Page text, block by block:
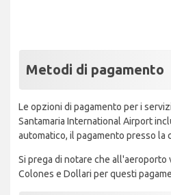
Metodi di pagamento
Le opzioni di pagamento per i
Santamaria International Airport
automatico, il pagamento presso la
Si prega di notare che
Colones e Dollari per questi